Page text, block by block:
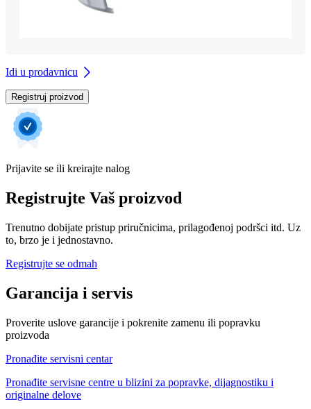
Idi u prodavnicu
Registruj proizvod
Prijavite se ili kreirajte nalog
Registrujte Vaš proizvod
Trenutno dobijate pristup priručnicima, prilagođenoj podršci itd. Uz
to, brzo je i jednostavno.
Registrujte se odmah
Garancija i servis
Proverite uslove garancije i pokrenite zamenu ili popravku
proizvoda
Pronađite servisni centar
Pronađite servisne centre u blizini za popravke, dijagnostiku i
originalne delove